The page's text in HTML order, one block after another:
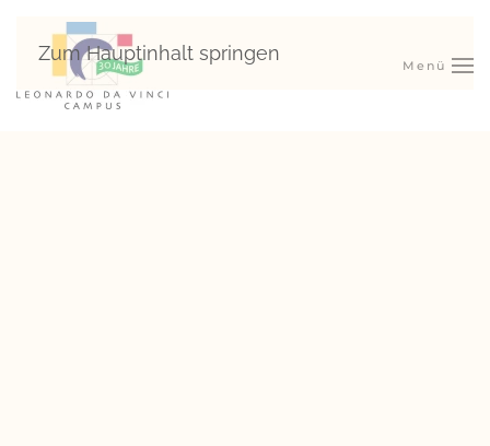
Zum Hauptinhalt springen
Menü